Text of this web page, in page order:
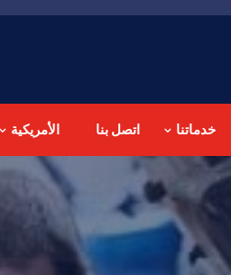
خدماتنا اتصل بنا الأمريكية